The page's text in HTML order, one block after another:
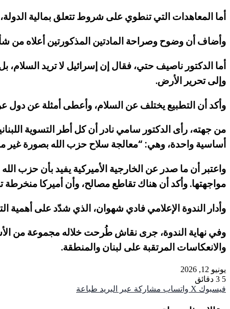
أما المعاهدات التي تنطوي على شروط تتعلق بمالية
وأضاف أن وضوح وصراحة المادتين المذكورتين أعلاه من
أما الدكتور ناصيف حتي، فقال إن إسرائيل لا تريد السلام،
وإلى تحرير الأرض.
وأكد أن التطبيع يختلف عن السلام، وأعطى أمثلة عن دول
أساسية واحدة، وهي: “معالجة سلاح حزب الله بصورة غير
واعتبر أن ما صدر عن الخارجية الأميركية يفيد بأن حزب
مواجهتها. وأكد أن هناك تقاطع مصالح، وأن أميركا
وأدار الندوة الإعلامي فادي شهوان، الذي شدّد على
وفي نهاية الندوة، جرى نقاش طُرحت خلاله مجموعة من
والانعكاسات المرتقبة على لبنان والمنطقة.
يونيو 12, 2026
5 3 دقائق
فيسبوك ‫X واتساب مشاركة عبر البريد طباعة